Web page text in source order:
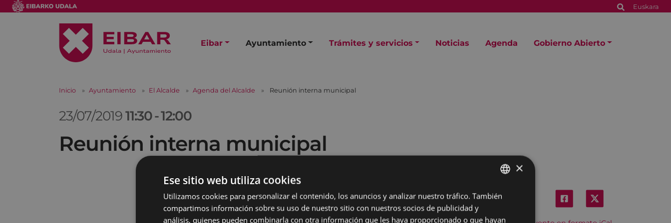
Euskara
Eibar Ayuntamiento Trámites y servicios Noticias Agenda Gobierno Abierto
Inicio Ayuntamiento El Alcalde Agenda del Alcalde Reunión interna municipal
23/07/201911:30-12:00
Reunión interna municipal
BASQUE
×
Ese sitio web utiliza cookies
Utilizamos cookies para personalizar el contenido, los anuncios y analizar nuestro tráfico. También
compartimos información sobre su uso de nuestro sitio con nuestros socios de publicidad y
análisis, quienes pueden combinarla con otra información que les haya proporcionado o que hayan